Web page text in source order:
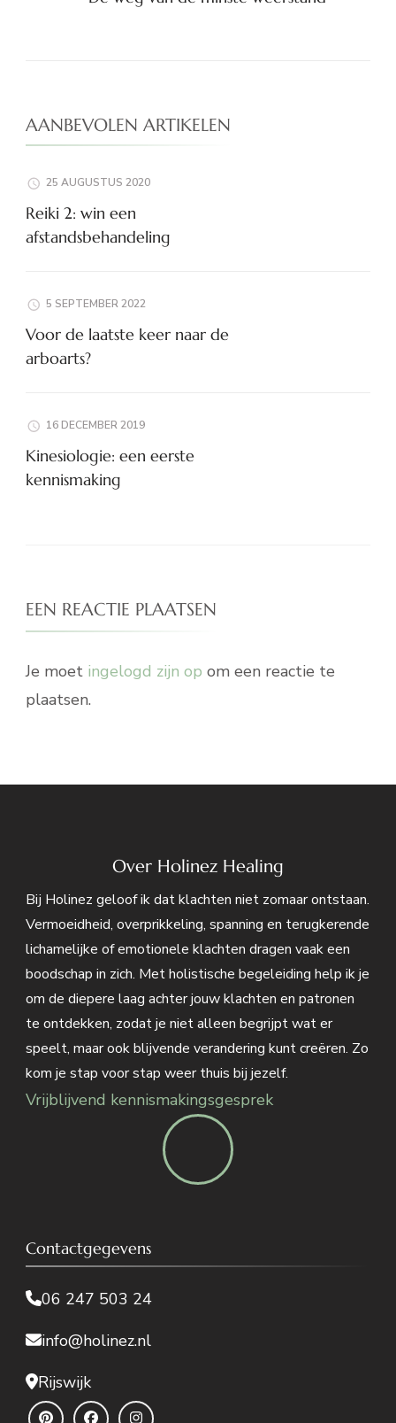
AANBEVOLEN ARTIKELEN
25 AUGUSTUS 2020
Reiki 2: win een
afstandsbehandeling
5 SEPTEMBER 2022
Voor de laatste keer naar de
arboarts?
16 DECEMBER 2019
Kinesiologie: een eerste
kennismaking
EEN REACTIE PLAATSEN
Je moet ingelogd zijn op om een reactie te
plaatsen.
Over Holinez Healing
Bij Holinez geloof ik dat klachten niet zomaar ontstaan.
Vermoeidheid, overprikkeling, spanning en terugkerende
lichamelijke of emotionele klachten dragen vaak een
boodschap in zich. Met holistische begeleiding help ik je
om de diepere laag achter jouw klachten en patronen
te ontdekken, zodat je niet alleen begrijpt wat er
speelt, maar ook blijvende verandering kunt creëren. Zo
kom je stap voor stap weer thuis bij jezelf.
Vrijblijvend kennismakingsgesprek
Contactgegevens
06 247 503 24
info@holinez.nl
Rijswijk